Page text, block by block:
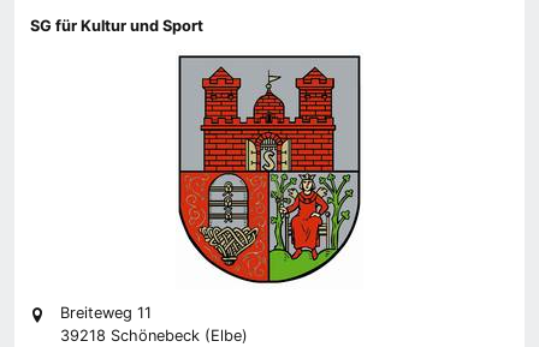
SG für Kultur und Sport
Breiteweg 11
39218 Schönebeck (Elbe)